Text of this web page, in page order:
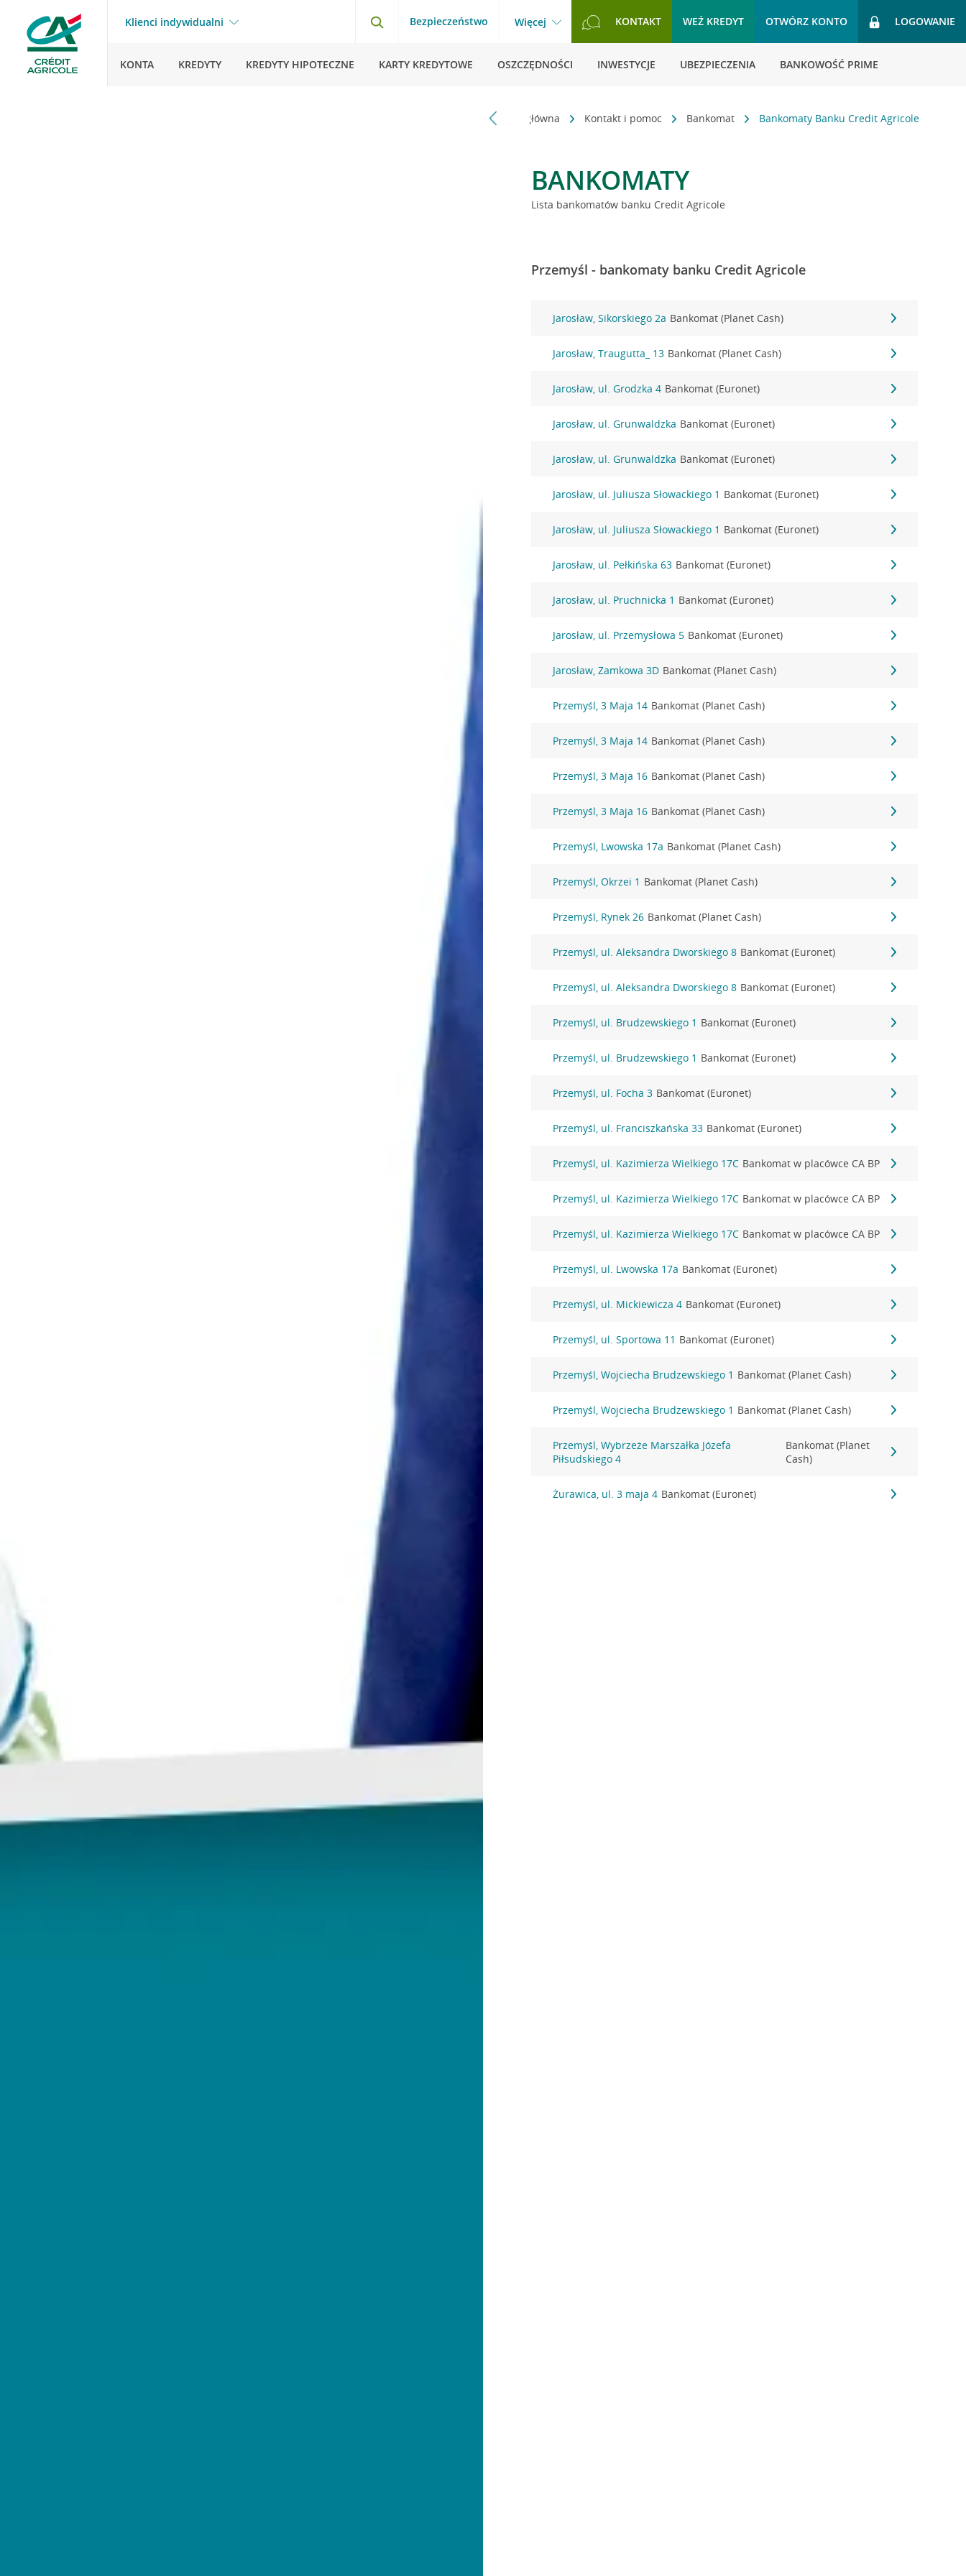
Klienci indywidualni Bezpieczeństwo Więcej KONTAKT WEŹ KREDYT OTWÓRZ KONTO LOGOWANIE
KONTA KREDYTY KREDYTY HIPOTECZNE KARTY KREDYTOWE OSZCZĘDNOŚCI INWESTYCJE UBEZPIECZENIA BANKOWOŚĆ PRIME
Strona główna Kontakt i pomoc Bankomat Bankomaty Banku Credit Agricole
BANKOMATY
Lista bankomatów banku Credit Agricole
Przemyśl - bankomaty banku Credit Agricole
Jarosław, Sikorskiego 2a Bankomat (Planet Cash)
Jarosław, Traugutta_ 13 Bankomat (Planet Cash)
Jarosław, ul. Grodzka 4 Bankomat (Euronet)
Jarosław, ul. Grunwaldzka Bankomat (Euronet)
Jarosław, ul. Grunwaldzka Bankomat (Euronet)
Jarosław, ul. Juliusza Słowackiego 1 Bankomat (Euronet)
Jarosław, ul. Juliusza Słowackiego 1 Bankomat (Euronet)
Jarosław, ul. Pełkińska 63 Bankomat (Euronet)
Jarosław, ul. Pruchnicka 1 Bankomat (Euronet)
Jarosław, ul. Przemysłowa 5 Bankomat (Euronet)
Jarosław, Zamkowa 3D Bankomat (Planet Cash)
Przemyśl, 3 Maja 14 Bankomat (Planet Cash)
Przemyśl, 3 Maja 14 Bankomat (Planet Cash)
Przemyśl, 3 Maja 16 Bankomat (Planet Cash)
Przemyśl, 3 Maja 16 Bankomat (Planet Cash)
Przemyśl, Lwowska 17a Bankomat (Planet Cash)
Przemyśl, Okrzei 1 Bankomat (Planet Cash)
Przemyśl, Rynek 26 Bankomat (Planet Cash)
Przemyśl, ul. Aleksandra Dworskiego 8 Bankomat (Euronet)
Przemyśl, ul. Aleksandra Dworskiego 8 Bankomat (Euronet)
Przemyśl, ul. Brudzewskiego 1 Bankomat (Euronet)
Przemyśl, ul. Brudzewskiego 1 Bankomat (Euronet)
Przemyśl, ul. Focha 3 Bankomat (Euronet)
Przemyśl, ul. Franciszkańska 33 Bankomat (Euronet)
Przemyśl, ul. Kazimierza Wielkiego 17C Bankomat w placówce CA BP
Przemyśl, ul. Kazimierza Wielkiego 17C Bankomat w placówce CA BP
Przemyśl, ul. Kazimierza Wielkiego 17C Bankomat w placówce CA BP
Przemyśl, ul. Lwowska 17a Bankomat (Euronet)
Przemyśl, ul. Mickiewicza 4 Bankomat (Euronet)
Przemyśl, ul. Sportowa 11 Bankomat (Euronet)
Przemyśl, Wojciecha Brudzewskiego 1 Bankomat (Planet Cash)
Przemyśl, Wojciecha Brudzewskiego 1 Bankomat (Planet Cash)
Przemyśl, Wybrzeże Marszałka Józefa
Piłsudskiego 4
Bankomat (Planet
Cash)
Żurawica, ul. 3 maja 4 Bankomat (Euronet)